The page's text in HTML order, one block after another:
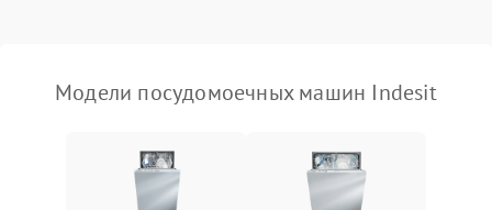
Модели посудомоечных машин Indesit